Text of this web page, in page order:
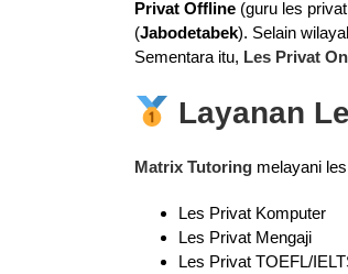
Privat Offline(guru les
(Jabodetabek). Selain
Sementara itu, Les Privat
Layanan
Matrix Tutoring melayani
Les Privat Komputer
Les Privat Mengaji
Les Privat TOEFL/